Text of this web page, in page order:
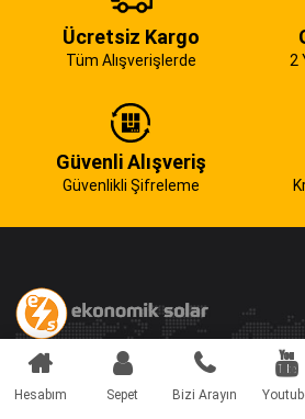
Ücretsiz Kargo
Tüm Alışverişlerde 2
Güvenli Alışveriş
Güvenlikli Şifreleme
Hesabım Sepet Bizi Arayın